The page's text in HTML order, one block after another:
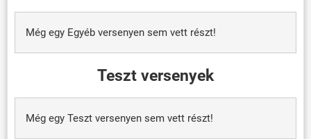
Még egy Egyéb versenyen sem vett részt!
Teszt versenyek
Még egy Teszt versenyen sem vett részt!